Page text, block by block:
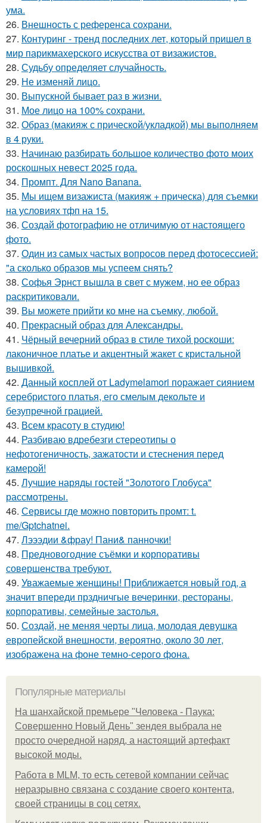
ума.
26. Внешность с референса сохрани.
27. Контуринг - тренд последних лет, который пришел в
мир парикмахерского искусства от визажистов.
28. Судьбу определяет случайность.
29. Не изменяй лицо.
30. Выпускной бывает раз в жизни.
31. Мое лицо на 100% сохрани.
32. Образ (макияж с прической/укладкой) мы выполняем
в 4 руки.
33. Начинаю разбирать большое количество фото моих
роскошных невест 2025 года.
34. Промпт. Для Nano Banana.
35. Мы ищем визажиста (макияж + прическа) для съемки
на условиях тфп на 15.
36. Создай фотографию не отличимую от настоящего
фото.
37. Один из самых частых вопросов перед фотосессией:
"а сколько образов мы успеем снять?
38. Софья Эрнст вышла в свет с мужем, но ее образ
раскритиковали.
39. Вы можете прийти ко мне на съемку, любой.
40. Прекрасный образ для Александры.
41. Чёрный вечерний образ в стиле тихой роскоши:
лаконичное платье и акцентный жакет с кристальной
вышивкой.
42. Данный косплей от Ladymelamori поражает сиянием
серебристого платья, его смелым декольте и
безупречной грацией.
43. Всем красоту в студию!
44. Разбиваю вдребезги стереотипы о
нефотогеничность, зажатости и стеснения перед
камерой!
45. Лучшие наряды гостей "Золотого Глобуса"
рассмотрены.
46. Сервисы где можно повторить промт: t.
me/Gptchatnei.
47. Лэээдии &фрау! Пани& панночки!
48. Предновогодние съёмки и корпоративы
совершенства требуют.
49. Уважаемые женщины! Приближается новый год, а
значит впереди прздничгые вечеринки, рестораны,
корпоративы, семейные застолья.
50. Создай, не меняя черты лица, молодая девушка
европейской внешности, вероятно, около 30 лет,
изображена на фоне темно-серого фона.
Популярные материалы
На шанхайской премьере "Человека - Паука:
Совершенно Новый День" зендея выбрала не
просто очередной наряд, а настоящий артефакт
высокой моды.
Работа в MLM, то есть сетевой компании сейчас
неразрывно связана с создание своего контента,
своей страницы в соц сетях.